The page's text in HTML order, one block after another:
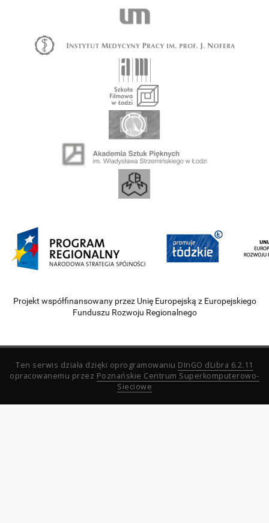
Projekt współfinansowany przez Unię Europejską z Europejskiego
Funduszu Rozwoju Regionalnego
Ten serwis działa dzięki oprogramowaniu DInGO dLibra 6.2.11
opracowanemu przez Poznańskie Centrum Superkomputerowo-
Sieciowe